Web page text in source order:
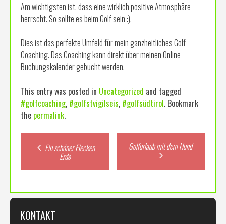
Am wichtigsten ist, dass eine wirklich positive Atmosphäre
herrscht. So sollte es beim Golf sein :).
Dies ist das perfekte Umfeld für mein ganzheitliches Golf-
Coaching. Das Coaching kann direkt über meinen Online-
Buchungskalender gebucht werden.
This entry was posted in Uncategorized and tagged
#golfcoaching, #golfstvigilseis, #golfsüdtirol. Bookmark
the permalink.
Post
navigation
Ein schöner Flecken
Erde
Golfurlaub mit dem Hund
KONTAKT